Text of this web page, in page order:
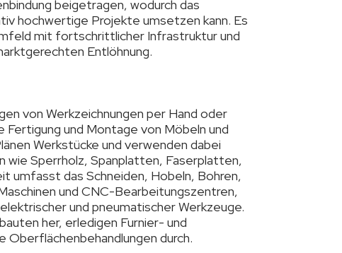
beigetragen, wodurch das
hochwertige Projekte umsetzen kann. Es
mit fortschrittlicher Infrastruktur und
Entlöhnung.
von Werkzeichnungen per Hand oder
und Montage von Möbeln und
Werkstücke und verwenden dabei
wie Sperrholz, Spanplatten, Faserplatten,
umfasst das Schneiden, Hobeln, Bohren,
und CNC-Bearbeitungszentren,
und pneumatischer Werkzeuge.
her, erledigen Furnier- und
Oberflächenbehandlungen durch.